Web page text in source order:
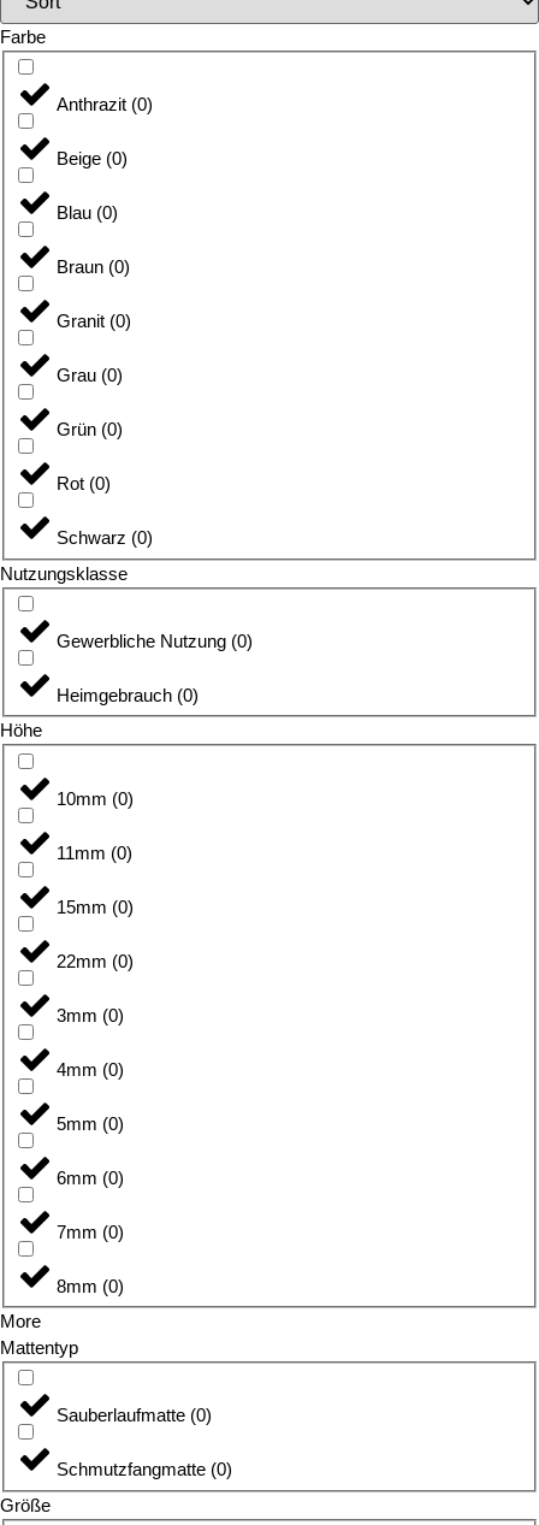
Farbe
Anthrazit (0)
Beige (0)
Blau (0)
Braun (0)
Granit (0)
Grau (0)
Grün (0)
Rot (0)
Schwarz (0)
Nutzungsklasse
Gewerbliche Nutzung (0)
Heimgebrauch (0)
Höhe
10mm (0)
11mm (0)
15mm (0)
22mm (0)
3mm (0)
4mm (0)
5mm (0)
6mm (0)
7mm (0)
8mm (0)
More
Mattentyp
Sauberlaufmatte (0)
Schmutzfangmatte (0)
Größe